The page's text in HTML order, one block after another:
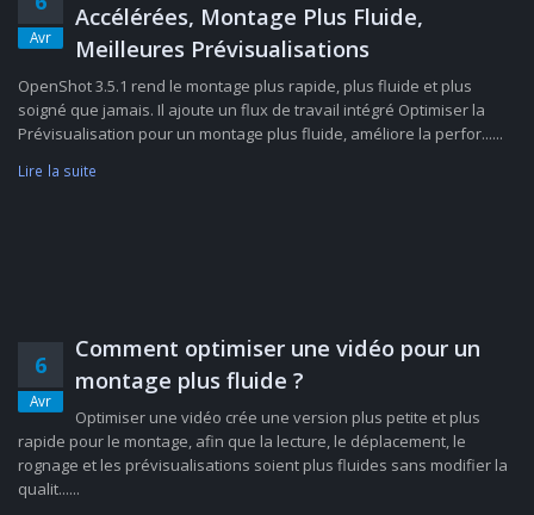
Avr
Accélérées, Montage Plus Fluide,
Meilleures Prévisualisations
OpenShot 3.5.1 rend le montage plus rapide, plus fluide et plus
soigné que jamais. Il ajoute un flux de travail intégré Optimiser la
Prévisualisation pour un montage plus fluide, améliore la perfor......
Lire la suite
6
Avr
Comment optimiser une vidéo pour un
montage plus fluide ?
Optimiser une vidéo crée une version plus petite et plus
rapide pour le montage, afin que la lecture, le déplacement, le
rognage et les prévisualisations soient plus fluides sans modifier la
qualit......